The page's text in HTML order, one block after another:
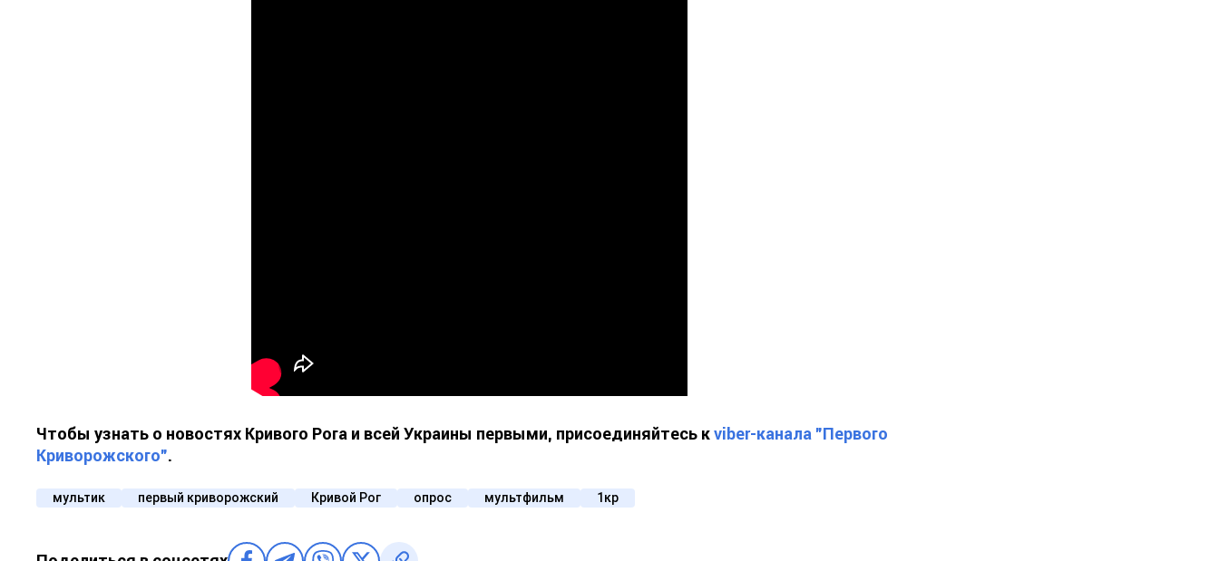
Чтобы узнать о новостях Кривого Рога и всей Украины первыми, присоединяйтесь кviber-канала "Первого
Криворожского".
мультик первый криворожский Кривой Рог опрос мультфильм 1кр